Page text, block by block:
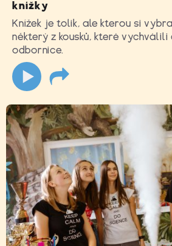
knížky
Knížek je tolik, ale kterou si
některý z kousků, které vychválili
odbornice.